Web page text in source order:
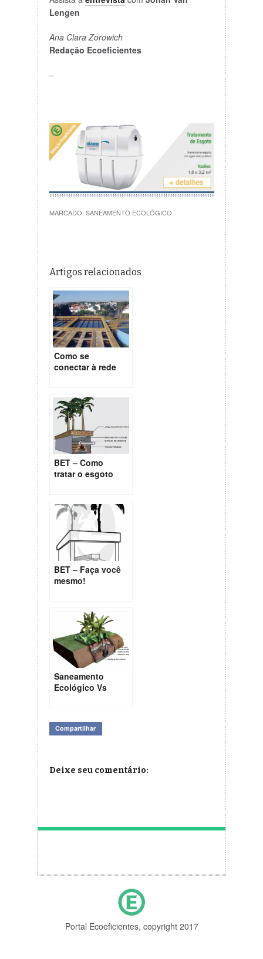
Lengen
Ana Clara Zorowich
Redação Ecoeficientes
–
MARCADO: SANEAMENTO ECOLÓGICO
Artigos relacionados
Como se
conectar à rede
individual de
tratamento de
esgoto
BET – Como
tratar o esgoto
BET – Faça você
mesmo!
Saneamento
Ecológico Vs
Compartilhar
Deixe seu comentário:
Portal Ecoeficientes, copyright 2017